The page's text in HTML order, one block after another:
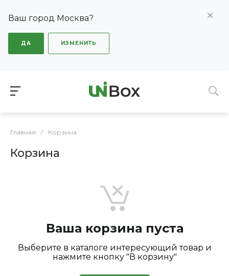
Ваш город Москва?
ДА ИЗМЕНИТЬ
Главная / Корзина
Корзина
Ваша корзина пуста
Выберите в каталоге интересующий товар и
нажмите кнопку "В корзину"